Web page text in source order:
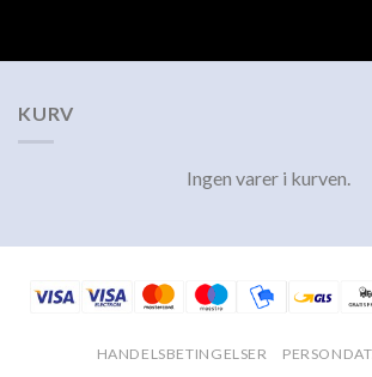
KURV
Ingen varer i kurven.
HANDELSBETINGELSER